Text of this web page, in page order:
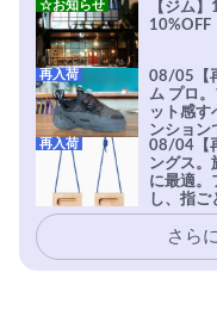
【ジム
10%OFF
☆お知らせ
08/05【
ム プロ
ット感す
ンション
実現。進
を凌駕す
安心感。
再入荷
08/04【
ングス。
に最適。
し、指
イマーの
再入荷
さら